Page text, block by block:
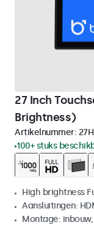
27 Inch
Brightness)
Artikelnummer:
100+ stuks
High brightness
Aansluitingen:
Montage: